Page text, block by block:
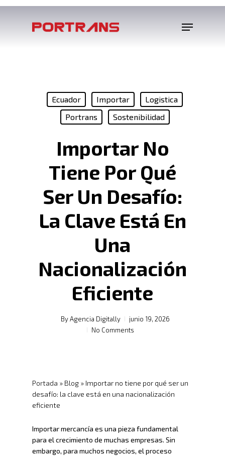
Ecuador Importar
Logistica
Portrans
Sostenibilidad
Importar No
Tiene Por Qué
Ser Un Desafío:
La Clave Está En
Una
Nacionalización
Eficiente
ByAgencia Digitally
junio 19, 2026
No Comments
Portada » Blog » Importar no tiene por qué ser un
desafío: la clave está en una nacionalización
eficiente
Importar mercancía es una pieza fundamental
para el crecimiento de muchas empresas. Sin
embargo, para muchos negocios, el proceso